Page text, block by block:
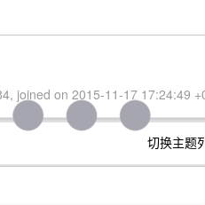
joined on 2015-11-17 17:24:49
切换主题